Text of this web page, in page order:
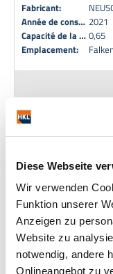
Diese Webseite
Wir verwenden
Funktion unserer
Anzeigen zu
Website zu
notwendig, andere
Onlineangebot zu
Fabricant:
Année de construction: 2021
Capacité de la benne (m³): 0,65
Emplacement:
WACKER